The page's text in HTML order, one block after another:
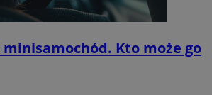
Kto może go